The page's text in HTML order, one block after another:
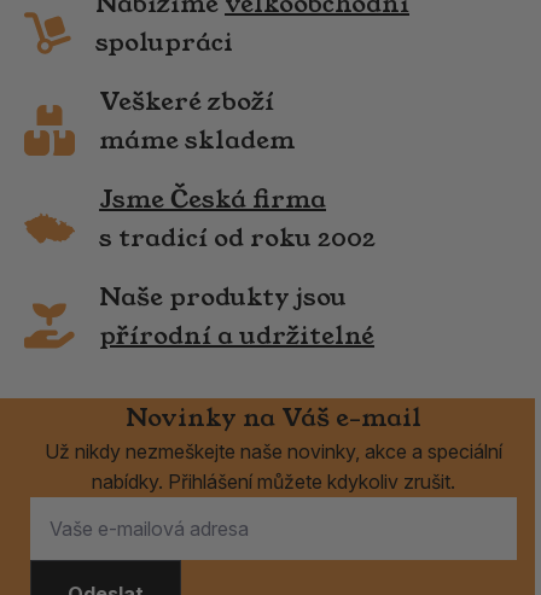
spolupráci
Veškeré zboží
máme skladem
Jsme Česká firma
s tradicí od roku 2002
Naše produkty jsou
přírodní a udržitelné
Novinky na Váš e-mail
Už nikdy nezmeškejte naše novinky, akce a speciální
nabídky. Přihlášení můžete kdykoliv zrušit.